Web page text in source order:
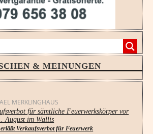
& MEINUNGEN
MERKLINGHAUS
für sämtliche Feuerwerkskörper vor
August im Wallis
Verkaufsverbot für Feuerwerk